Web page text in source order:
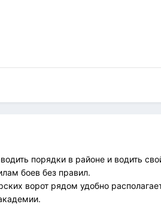
порядки в районе и водить
боев без правил.
ворот рядом удобно